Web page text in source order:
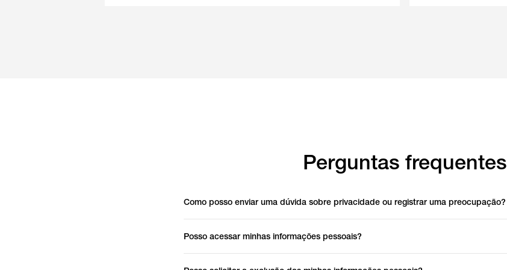
Perguntas frequentes
Como posso enviar uma dúvida sobre privacidade ou registrar uma preocupação?
Posso acessar minhas informações pessoais?